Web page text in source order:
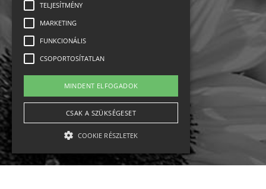
Impresszum-kapcsolat
Jogi nyilatkozat
Rólunk
English
TELJESÍTMÉNY
MARKETING
FUNKCIONÁLIS
CSOPORTOSÍTATLAN
MINDENT ELFOGADOK
CSAK A SZÜKSÉGESET
COOKIE RÉSZLETEK